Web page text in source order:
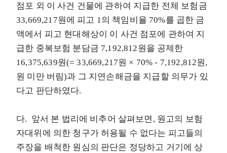
점포 외 이 사건 건물에 관하여 지급한 전체 보험금
33,669,217원에 피고 1의 책임비율 70%를 곱한 금
액에서 피고 현대해상이 이 사건 점포에 관하여 지
급한 중복보험 분담금 7,192,812원을 공제한
16,375,639원(= 33,669,217원 × 70% - 7,192,812원,
원 미만 버림)과 그 지연손해금을 지급할 의무가 있
다고 판단하였다.
다. 앞서 본 법리에 비추어 살펴보면, 원고의 보험
자대위에 의한 청구가 허용될 수 없다는 피고들의
주장을 배척한 원심의 판단은 정당하고 거기에 상